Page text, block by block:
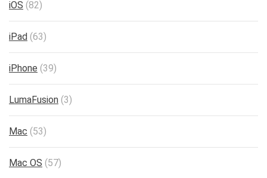
iOS (82)
iPad (63)
iPhone (39)
LumaFusion (3)
Mac (53)
Mac OS (57)